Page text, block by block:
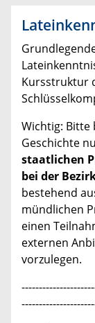
Kursstruktur
Wichtig: Bitte
Geschichte
staatlichen
bei der
bestehend
mündlichen
einen
externen
vorzulegen.